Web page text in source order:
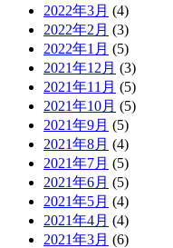
2022年3月 (4)
2022年2月 (3)
2022年1月 (5)
2021年12月 (3)
2021年11月 (5)
2021年10月 (5)
2021年9月 (5)
2021年8月 (4)
2021年7月 (5)
2021年6月 (5)
2021年5月 (4)
2021年4月 (4)
2021年3月 (6)